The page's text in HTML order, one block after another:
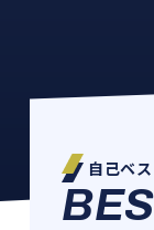
自己ベ